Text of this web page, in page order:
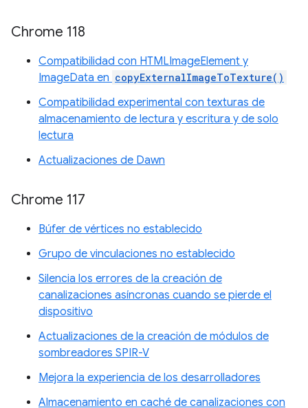
Chrome 118
Compatibilidad con HTMLImageElement y
ImageData en copyExternalImageToTexture()
Compatibilidad experimental con texturas de
almacenamiento de lectura y escritura y de solo
lectura
Actualizaciones de Dawn
Chrome 117
Búfer de vértices no establecido
Grupo de vinculaciones no establecido
Silencia los errores de la creación de
canalizaciones asíncronas cuando se pierde el
dispositivo
Actualizaciones de la creación de módulos de
sombreadores SPIR-V
Mejora la experiencia de los desarrolladores
Almacenamiento en caché de canalizaciones con